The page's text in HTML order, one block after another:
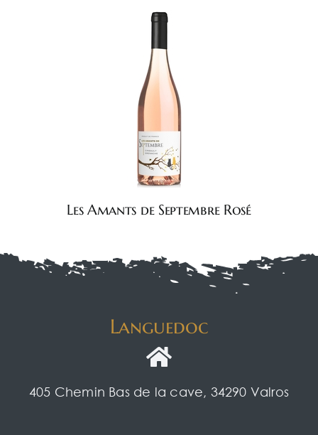
Les Amants de Septembre Rosé
Languedoc
405 Chemin Bas de la cave, 34290 Valros